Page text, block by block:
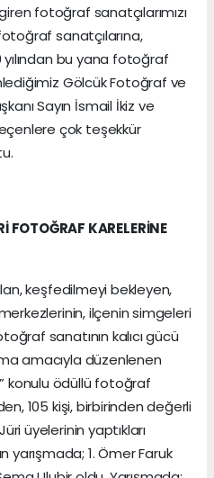
fotoğraf sanatçılarımızı
sanatçılarına,
yılından bu yana fotoğraf
Gölcük Fotoğraf ve
Sayın İsmail İkiz ve
çok teşekkür
FOTOĞRAF KARELERİNE
keşfedilmeyi bekleyen,
ilçenin simgeleri
sanatının kalıcı gücü
amacıyla düzenlenen
konulu ödüllü fotoğraf
105 kişi, birbirinden değerli
üyelerinin yaptıkları
1. Ömer Faruk